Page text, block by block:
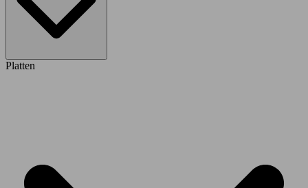
Platten